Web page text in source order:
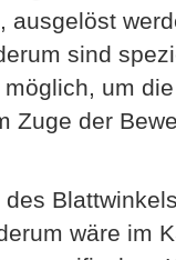
ausgelöst
sind
um
Zuge der
des
wäre im